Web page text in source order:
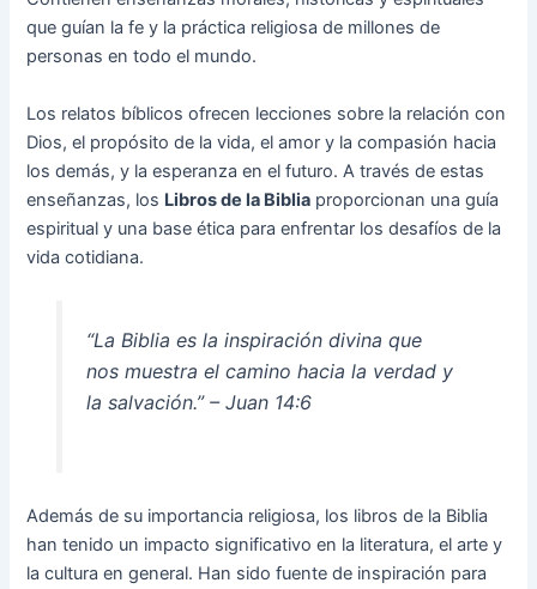
que guían la fe y la práctica religiosa de millones de
personas en todo el mundo.
Los relatos bíblicos ofrecen lecciones sobre la relación con
Dios, el propósito de la vida, el amor y la compasión hacia
los demás, y la esperanza en el futuro. A través de estas
enseñanzas, los Libros de la Biblia proporcionan una guía
espiritual y una base ética para enfrentar los desafíos de la
vida cotidiana.
“La Biblia es la inspiración divina que
nos muestra el camino hacia la verdad y
la salvación.” – Juan 14:6
Además de su importancia religiosa, los libros de la Biblia
han tenido un impacto significativo en la literatura, el arte y
la cultura en general. Han sido fuente de inspiración para